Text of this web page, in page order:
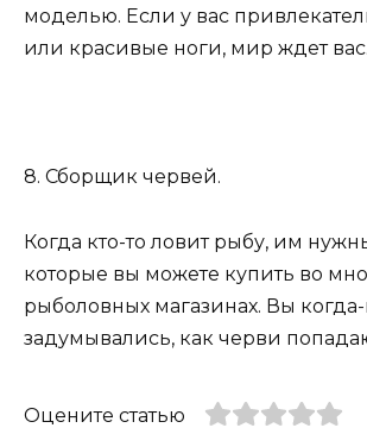
моделью. Если у вас
или красивые ноги, мир ждет вас.
8. Сборщик червей.
Когда кто-то ловит рыбу, им
которые вы можете купить во
рыболовных магазинах. Вы
задумывались, как черви
Оцените статью